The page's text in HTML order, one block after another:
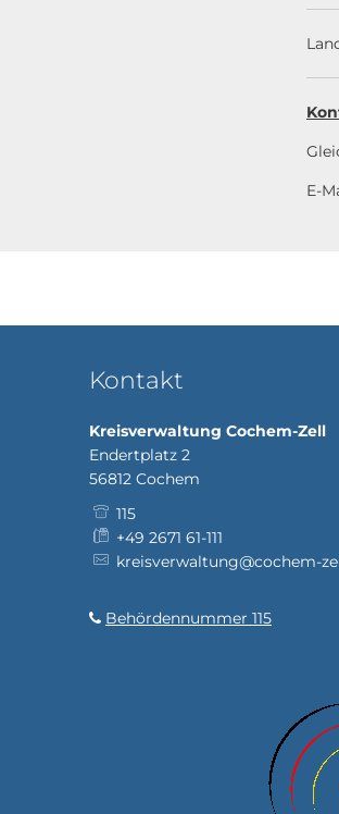
E-
Kontakt
Kreisverwaltung Cochem-Zell
Endertplatz 2
56812 Cochem
115
+49 2671 61-111
kreisverwaltung@cochem-
Behördennummer 115